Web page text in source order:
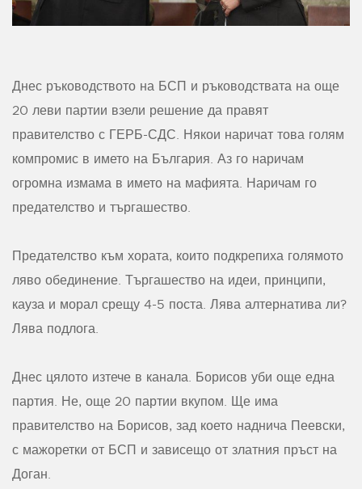
Днес ръководството на БСП и ръководствата на още
20 леви партии взели решение да правят
правителство с ГЕРБ-СДС. Някои наричат това голям
компромис в името на България. Аз го наричам
огромна измама в името на мафията. Наричам го
предателство и търгашество.
Предателство към хората, които подкрепиха голямото
ляво обединение. Търгашество на идеи, принципи,
кауза и морал срещу 4-5 поста. Лява алтернатива ли?
Лява подлога.
Днес цялото изтече в канала. Борисов уби още една
партия. Не, още 20 партии вкупом. Ще има
правителство на Борисов, зад което наднича Пеевски,
с мажоретки от БСП и зависещо от златния пръст на
Доган.